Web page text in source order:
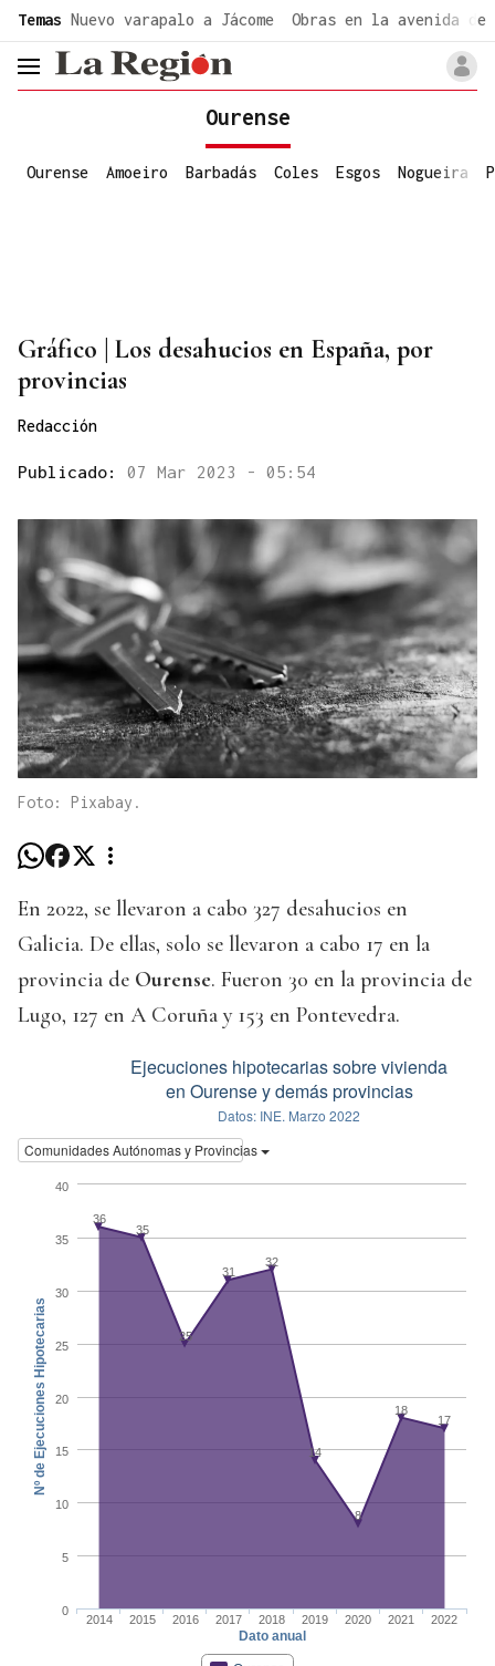
Temas Nuevo varapalo a Jácome Obras en la avenida de
header.menu.open
Ourense
Ourense Amoeiro Barbadás Coles Esgos Nogueira
Gráfico | Los desahucios en España, por
provincias
Redacción
Publicado: 07 Mar 2023 - 05:54
Foto: Pixabay.
En 2022, se llevaron a cabo 327 desahucios en
Galicia. De ellas, solo se llevaron a cabo 17 en la
provincia de Ourense. Fueron 30 en la provincia de
Lugo, 127 en A Coruña y 153 en Pontevedra.